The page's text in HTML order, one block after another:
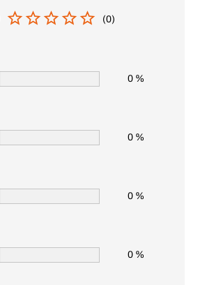
(0)
0 %
0 %
0 %
0 %